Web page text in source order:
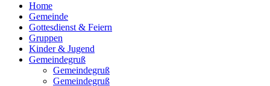
Home
Gemeinde
Gottesdienst & Feiern
Gruppen
Kinder & Jugend
Gemeindegruß
Gemeindegruß
Gemeindegruß